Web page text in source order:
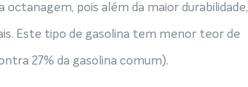
pois além da maior durabilidade,
Este tipo de gasolina tem menor teor de
27% da gasolina comum).